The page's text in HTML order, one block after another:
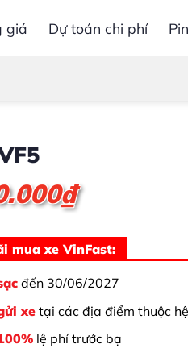
giá Dự toán chi phí
₫
mua xe VinFast:
đến 30/06/2027
xe tại các địa điểm thuộc
lệ phí trước bạ